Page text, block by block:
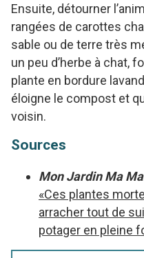
Ensuite, détourner
rangées de carottes
sable ou de terre très
un peu d’herbe à chat,
plante en bordure
éloigne le compost et
voisin.
Sources
Mon Jardin Ma
«Ces plantes
arracher tout de
potager en pleine